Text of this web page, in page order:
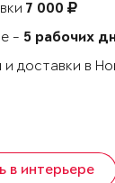
7 000
- 5 рабочих
и доставки в
в интерьере